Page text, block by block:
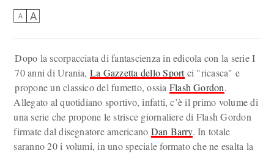
A A
Dopo la scorpacciata di fantascienza in edicola con la serie I
70 anni di Urania, La Gazzetta dello Sportci "ricasca" e
propone un classico del fumetto, ossia Flash Gordon.
Allegato al quotidiano sportivo, infatti, c’è il primo volume di
una serie che propone le strisce giornaliere di Flash Gordon
firmate dal disegnatore americano Dan Barry. In totale
saranno 20 i volumi, in uno speciale formato che ne esalta la